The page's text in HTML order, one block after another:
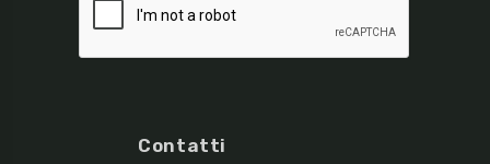
Contatti